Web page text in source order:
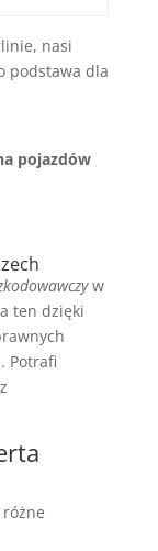
nasi
podstawa dla
pojazdów
w
ten dzięki
Potrafi